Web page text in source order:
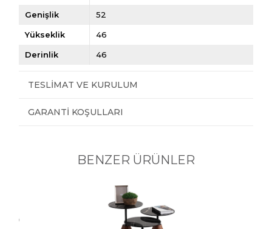
Genişlik 52
Yükseklik 46
Derinlik 46
TESLIMAT VE KURULUM
GARANTI KOŞULLARI
BENZER ÜRÜNLER